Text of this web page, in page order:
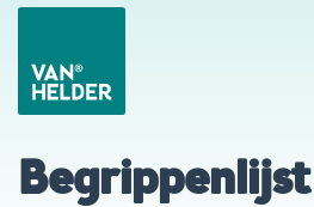
Begrippenlijst